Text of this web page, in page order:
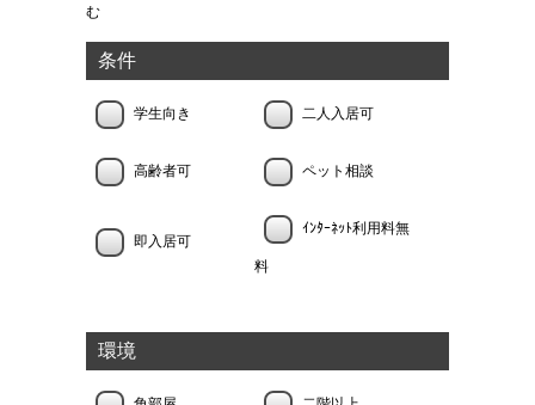
む
条件
学生向き 二人入居可
高齢者可 ペット相談
即入居可
ｲﾝﾀｰﾈｯﾄ利用料無
料
環境